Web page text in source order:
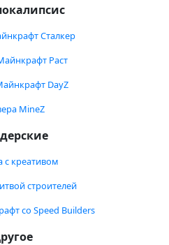
Сталкер
Раст
DayZ
MineZ
с креативом
строителей
со Speed Builders